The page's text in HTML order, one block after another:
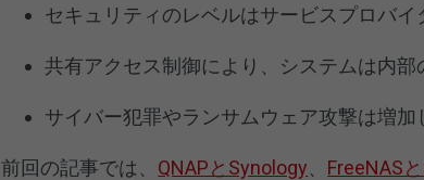
セキュリティのレベルはサービスプロバイ
共有アクセス制御により、システムは内部
サイバー犯罪やランサムウェア攻撃は増加
前回の記事では、 QNAPとSynology FreeNAS